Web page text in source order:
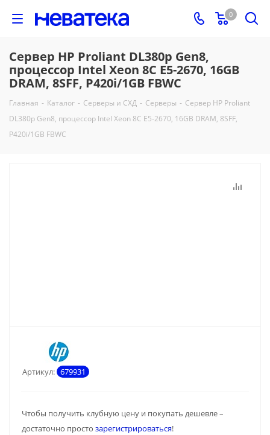
0
Сервер HP Proliant DL380p Gen8,
процессор Intel Xeon 8C E5-2670, 16GB
DRAM, 8SFF, P420i/1GB FBWC
Главная - Каталог - Серверы и СХД - Серверы - Сервер HP Proliant
DL380p Gen8, процессор Intel Xeon 8C E5-2670, 16GB DRAM, 8SFF,
P420i/1GB FBWC
Артикул: 679931
Чтобы получить клубную цену и покупать дешевле –
достаточно просто зарегистрироваться!